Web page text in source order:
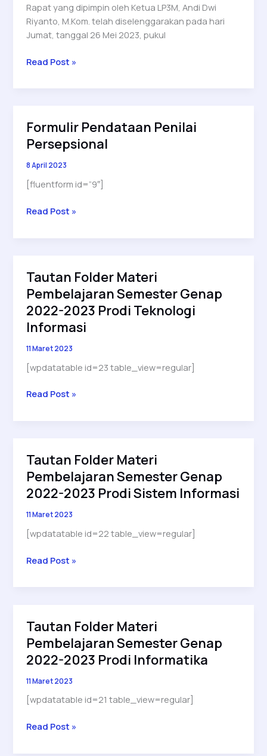
Rapat yang dipimpin oleh Ketua LP3M, Andi Dwi
Riyanto, M.Kom. telah diselenggarakan pada hari
Jumat, tanggal 26 Mei 2023, pukul
LP3M,
Terkait
Finalisasi
Monev
Soal
Read Post »
Formulir Pendataan Penilai
Persepsional
8 April 2023
[fluentform id=”9″]
Formulir
Read Post »
Tautan Folder Materi
Pembelajaran Semester Genap
2022-2023 Prodi Teknologi
Informasi
11 Maret 2023
[wpdatatable id=23 table_view=regular]
Tautan
Genap
2022-
2023
Teknologi
Informasi
Read Post »
Tautan Folder Materi
Pembelajaran Semester Genap
2022-2023 Prodi Sistem Informasi
11 Maret 2023
[wpdatatable id=22 table_view=regular]
Tautan
Genap
2022-
2023
Sistem
Informasi
Read Post »
Tautan Folder Materi
Pembelajaran Semester Genap
2022-2023 Prodi Informatika
11 Maret 2023
[wpdatatable id=21 table_view=regular]
Tautan
Read Post »